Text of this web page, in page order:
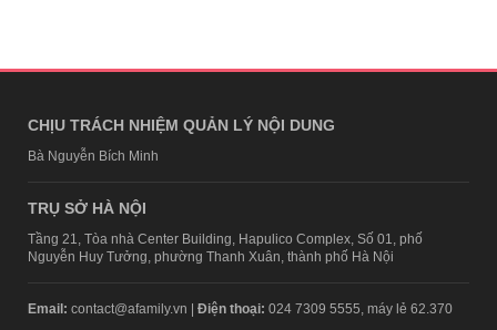
CHỊU TRÁCH NHIỆM QUẢN LÝ NỘI DUNG
Bà Nguyễn Bích Minh
TRỤ SỞ HÀ NỘI
Tầng 21, Tòa nhà Center Building, Hapulico Complex, Số 01, phố
Nguyễn Huy Tưởng, phường Thanh Xuân, thành phố Hà Nội
Email: contact@afamily.vn | Điện thoại: 024 7309 5555, máy lẻ 62.370